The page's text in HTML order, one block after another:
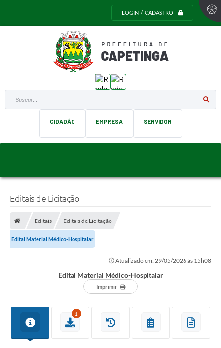
LOGIN / CADASTRO
Buscar...
CIDADÃO EMPRESA SERVIDOR
Editais de Licitação
Editais Editais de Licitação
Edital Material Médico-Hospitalar
Atualizado em: 29/05/2026 às 15h08
Edital Material Médico-Hospitalar
Imprimir
1